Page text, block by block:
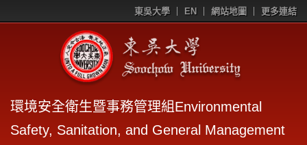
東吳大學 EN 網站地圖 更多連結
環境安全衛生暨事務管理組Environmental
Safety, Sanitation, and General Management